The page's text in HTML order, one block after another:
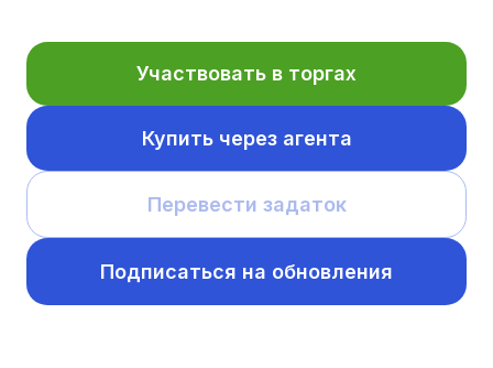
Участвовать в торгах
Купить через агента
Перевести задаток
Подписаться на обновления